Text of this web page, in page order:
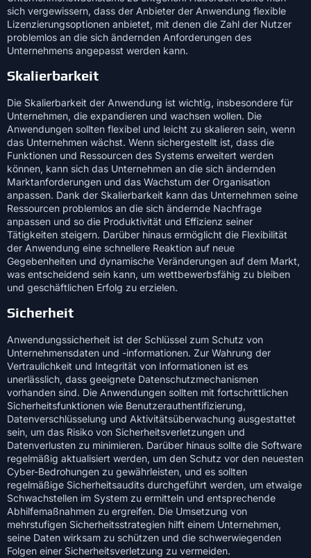
sich vergewissern, dass der Anbieter der Anwendung flexible
Lizenzierungsoptionen anbietet, mit denen die Zahl der Nutzer
problemlos an die sich ändernden Anforderungen des
Unternehmens angepasst werden kann.
Skalierbarkeit
Die Skalierbarkeit der Anwendung ist wichtig, insbesondere für
Unternehmen, die expandieren und wachsen wollen. Die
Anwendungen sollten flexibel und leicht zu skalieren sein, wenn
das Unternehmen wächst. Wenn sichergestellt ist, dass die
Funktionen und Ressourcen des Systems erweitert werden
können, kann sich das Unternehmen an die sich ändernden
Marktanforderungen und das Wachstum der Organisation
anpassen. Dank der Skalierbarkeit kann das Unternehmen seine
Ressourcen problemlos an die sich ändernde Nachfrage
anpassen und so die Produktivität und Effizienz seiner
Tätigkeiten steigern. Darüber hinaus ermöglicht die Flexibilität
der Anwendung eine schnellere Reaktion auf neue
Gegebenheiten und dynamische Veränderungen auf dem Markt,
was entscheidend sein kann, um wettbewerbsfähig zu bleiben
und geschäftlichen Erfolg zu erzielen.
Sicherheit
Anwendungssicherheit ist der Schlüssel zum Schutz von
Unternehmensdaten und -informationen. Zur Wahrung der
Vertraulichkeit und Integrität von Informationen ist es
unerlässlich, dass geeignete Datenschutzmechanismen
vorhanden sind. Die Anwendungen sollten mit fortschrittlichen
Sicherheitsfunktionen wie Benutzerauthentifizierung,
Datenverschlüsselung und Aktivitätsüberwachung ausgestattet
sein, um das Risiko von Sicherheitsverletzungen und
Datenverlusten zu minimieren. Darüber hinaus sollte die Software
regelmäßig aktualisiert werden, um den Schutz vor den neuesten
Cyber-Bedrohungen zu gewährleisten, und es sollten
regelmäßige Sicherheitsaudits durchgeführt werden, um etwaige
Schwachstellen im System zu ermitteln und entsprechende
Abhilfemaßnahmen zu ergreifen. Die Umsetzung von
mehrstufigen Sicherheitsstrategien hilft einem Unternehmen,
seine Daten wirksam zu schützen und die schwerwiegenden
Folgen einer Sicherheitsverletzung zu vermeiden.